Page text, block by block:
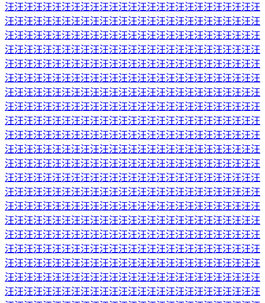
汪汪汪汪汪汪汪汪汪汪汪汪汪汪汪汪汪汪汪汪汪汪汪汪汪汪汪
汪汪汪汪汪汪汪汪汪汪汪汪汪汪汪汪汪汪汪汪汪汪汪汪汪汪汪
汪汪汪汪汪汪汪汪汪汪汪汪汪汪汪汪汪汪汪汪汪汪汪汪汪汪汪
汪汪汪汪汪汪汪汪汪汪汪汪汪汪汪汪汪汪汪汪汪汪汪汪汪汪汪
汪汪汪汪汪汪汪汪汪汪汪汪汪汪汪汪汪汪汪汪汪汪汪汪汪汪汪
汪汪汪汪汪汪汪汪汪汪汪汪汪汪汪汪汪汪汪汪汪汪汪汪汪汪汪
汪汪汪汪汪汪汪汪汪汪汪汪汪汪汪汪汪汪汪汪汪汪汪汪汪汪汪
汪汪汪汪汪汪汪汪汪汪汪汪汪汪汪汪汪汪汪汪汪汪汪汪汪汪汪
汪汪汪汪汪汪汪汪汪汪汪汪汪汪汪汪汪汪汪汪汪汪汪汪汪汪汪
汪汪汪汪汪汪汪汪汪汪汪汪汪汪汪汪汪汪汪汪汪汪汪汪汪汪汪
汪汪汪汪汪汪汪汪汪汪汪汪汪汪汪汪汪汪汪汪汪汪汪汪汪汪汪
汪汪汪汪汪汪汪汪汪汪汪汪汪汪汪汪汪汪汪汪汪汪汪汪汪汪汪
汪汪汪汪汪汪汪汪汪汪汪汪汪汪汪汪汪汪汪汪汪汪汪汪汪汪汪
汪汪汪汪汪汪汪汪汪汪汪汪汪汪汪汪汪汪汪汪汪汪汪汪汪汪汪
汪汪汪汪汪汪汪汪汪汪汪汪汪汪汪汪汪汪汪汪汪汪汪汪汪汪汪
汪汪汪汪汪汪汪汪汪汪汪汪汪汪汪汪汪汪汪汪汪汪汪汪汪汪汪
汪汪汪汪汪汪汪汪汪汪汪汪汪汪汪汪汪汪汪汪汪汪汪汪汪汪汪
汪汪汪汪汪汪汪汪汪汪汪汪汪汪汪汪汪汪汪汪汪汪汪汪汪汪汪
汪汪汪汪汪汪汪汪汪汪汪汪汪汪汪汪汪汪汪汪汪汪汪汪汪汪汪
汪汪汪汪汪汪汪汪汪汪汪汪汪汪汪汪汪汪汪汪汪汪汪汪汪汪汪
汪汪汪汪汪汪汪汪汪汪汪汪汪汪汪汪汪汪汪汪汪汪汪汪汪汪汪